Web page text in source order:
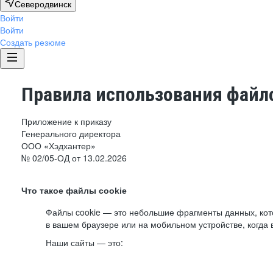
Северодвинск
Войти
Войти
Создать резюме
Правила использования
Приложение к приказу
Генерального директора
ООО «Хэдхантер»
№ 02/05-ОД от 13.02.2026
Что такое файлы cookie
Файлы cookie — это небольшие фрагменты данных,
в вашем браузере или на мобильном устройстве,
Наши сайты — это: